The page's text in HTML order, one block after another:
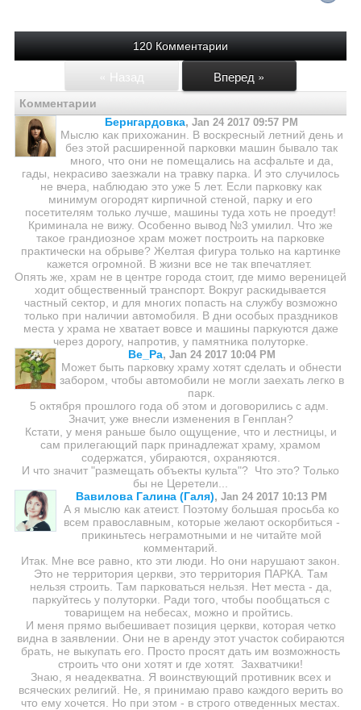
120 Комментарии
« Назад Вперед »
Комментарии
Бернгардовка, Jan 24 2017 09:57 PM
Мыслю как прихожанин. В воскресный летний день и
без этой расширенной парковки машин бывало так
много, что они не помещались на асфальте и да,
гады, некрасиво заезжали на травку парка. И это случилось
не вчера, наблюдаю это уже 5 лет. Если парковку как
минимум огородят кирпичной стеной, парку и его
посетителям только лучше, машины туда хоть не проедут!
Криминала не вижу. Особенно вывод №3 умилил. Что же
такое грандиозное храм может построить на парковке
практически на обрыве? Желтая фигура только на картинке
кажется огромной. В жизни все не так впечатляет.
Опять же, храм не в центре города стоит, где мимо вереницей
ходит общественный транспорт. Вокруг раскидывается
частный сектор, и для многих попасть на службу возможно
только при наличии автомобиля. В дни особых праздников
места у храма не хватает вовсе и машины паркуются даже
через дорогу, напротив, у памятника полуторке.
Ве_Ра, Jan 24 2017 10:04 PM
Может быть парковку храму хотят сделать и обнести
забором, чтобы автомобили не могли заехать легко в
парк.
5 октября прошлого года об этом и договорились с адм.
Значит, уже внесли изменения в Генплан?
Кстати, у меня раньше было ощущение, что и лестницы, и
сам прилегающий парк принадлежат храму, храмом
содержатся, убираются, охраняются.
И что значит "размещать объекты культа"? Что это? Только
бы не Церетели...
Вавилова Галина (Галя), Jan 24 2017 10:13 PM
А я мыслю как атеист. Поэтому большая просьба ко
всем православным, которые желают оскорбиться -
прикиньтесь неграмотными и не читайте мой
комментарий.
Итак. Мне все равно, кто эти люди. Но они нарушают закон.
Это не территория церкви, это территория ПАРКА. Там
нельзя строить. Там парковаться нельзя. Нет места - да,
паркуйтесь у полуторки. Ради того, чтобы пообщаться с
товарищем на небесах, можно и пройтись.
И меня прямо выбешивает позиция церкви, которая четко
видна в заявлении. Они не в аренду этот участок собираются
брать, не выкупать его. Просто просят дать им возможность
строить что они хотят и где хотят. Захватчики!
Знаю, я неадекватна. Я воинствующий противник всех и
всяческих религий. Не, я принимаю право каждого верить во
что ему хочется. Но при этом - в строго отведенных местах.